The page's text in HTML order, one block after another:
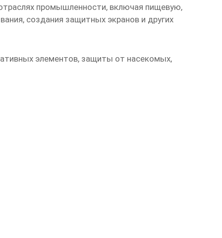
промышленности, включая пищевую,
создания защитных экранов и других
элементов, защиты от насекомых,